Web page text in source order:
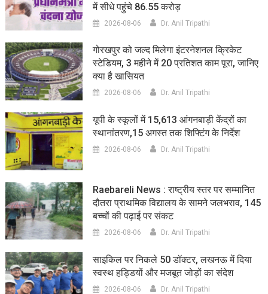
में सीधे पहुंचे 86.55 करोड़
2026-08-06 Dr. Anil Tripathi
गोरखपुर को जल्द मिलेगा इंटरनेशनल क्रिकेट
स्टेडियम, 3 महीने में 20 प्रतिशत काम पूरा, जानिए
क्या है खासियत
2026-08-06 Dr. Anil Tripathi
यूपी के स्कूलों में 15,613 आंगनबाड़ी केंद्रों का
स्थानांतरण,15 अगस्त तक शिफ्टिंग के निर्देश
2026-08-06 Dr. Anil Tripathi
Raebareli News : राष्ट्रीय स्तर पर सम्मानित
दौतरा प्राथमिक विद्यालय के सामने जलभराव, 145
बच्चों की पढ़ाई पर संकट
2026-08-06 Dr. Anil Tripathi
साइकिल पर निकले 50 डॉक्टर, लखनऊ में दिया
स्वस्थ हड्डियों और मजबूत जोड़ों का संदेश
2026-08-06 Dr. Anil Tripathi